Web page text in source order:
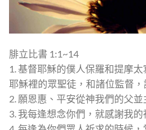
腓立比書 1:1~14
1. 基督耶穌的僕人保羅和提摩
耶穌裡的眾聖徒，和諸位監督，
2. 願恩惠、平安從神我們的父並
3. 我每逢想念你們，就感謝我的